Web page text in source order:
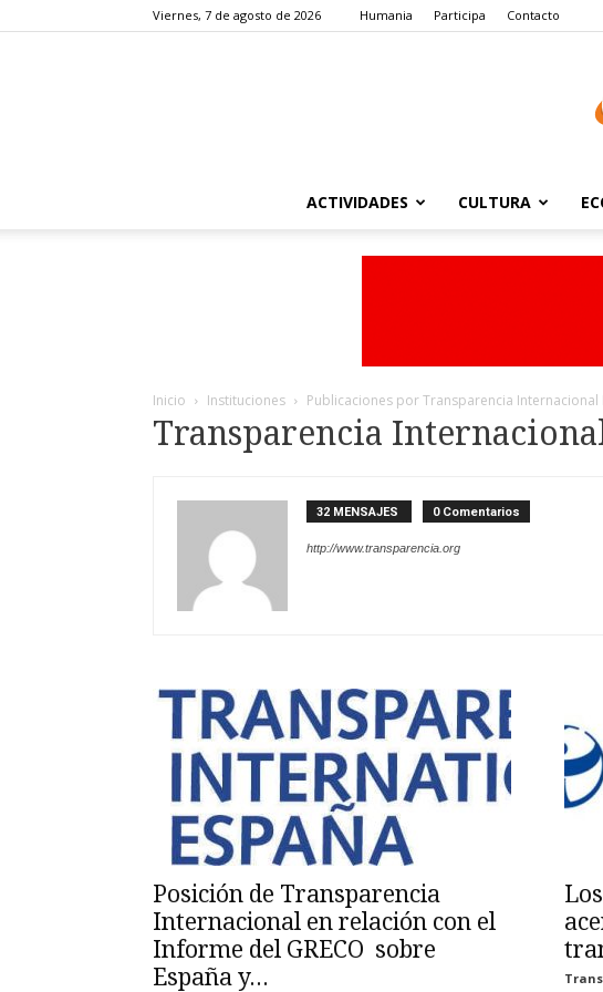
Viernes, 7 de agosto de 2026 Humania Participa Contacto
ACTIVIDADES CULTURA
Inicio Instituciones Publicaciones por Transparencia Internacional
Transparencia
32 MENSAJES 0 Comentarios
http://www.transparencia.org
Posición de Transparencia
Internacional en relación con el
Informe del GRECO sobre
España y...